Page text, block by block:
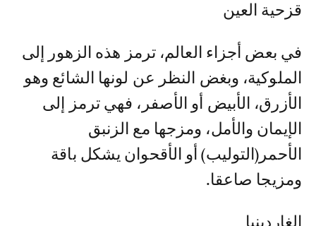
قزحية العين
في بعض أجزاء العالم، ترمز هذه الزهور إلى
الملوكية، وبغض النظر عن لونها الشائع وهو
الأزرق، الأبيض أو الأصفر، فهي ترمز إلى
الإيمان والأمل، ومزجها مع الزنبق
الأحمر(التوليب) أو الأقحوان يشكل باقة
ومزيجا صاعقا.